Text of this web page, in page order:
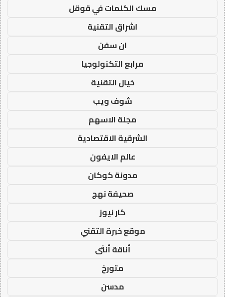
مسك الكلمات في قوقل
اشراق التقنية
ان سفن
مرابع التكنولوجيا
خيال التقنية
شوف ويب
مجلة الاسهم
الشرقية الاقتصادية
عالم الايفون
مدونة كوكان
صحيفة نهج
كار نيوز
موقع خبرة التقني
أناقة أنثى
متورخ
مدسن